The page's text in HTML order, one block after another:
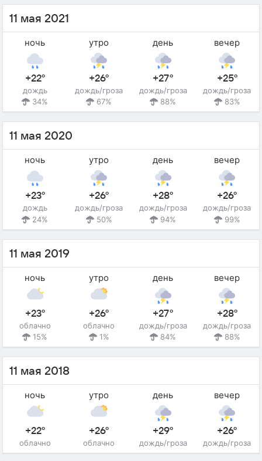
11 мая 2021
ночь
+22°
дождь
34%
утро
+26°
дождь/гроза
67%
день
+27°
дождь/гроза
88%
вечер
+25°
дождь/гроза
83%
11 мая 2020
ночь
+23°
дождь
24%
утро
+26°
дождь/гроза
50%
день
+28°
дождь/гроза
94%
вечер
+26°
дождь/гроза
99%
11 мая 2019
ночь
+23°
облачно
15%
утро
+26°
облачно
1%
день
+27°
дождь/гроза
84%
вечер
+28°
дождь/гроза
88%
11 мая 2018
ночь
+22°
облачно
утро
+26°
облачно
день
+29°
дождь/гроза
вечер
+26°
дождь/гроза